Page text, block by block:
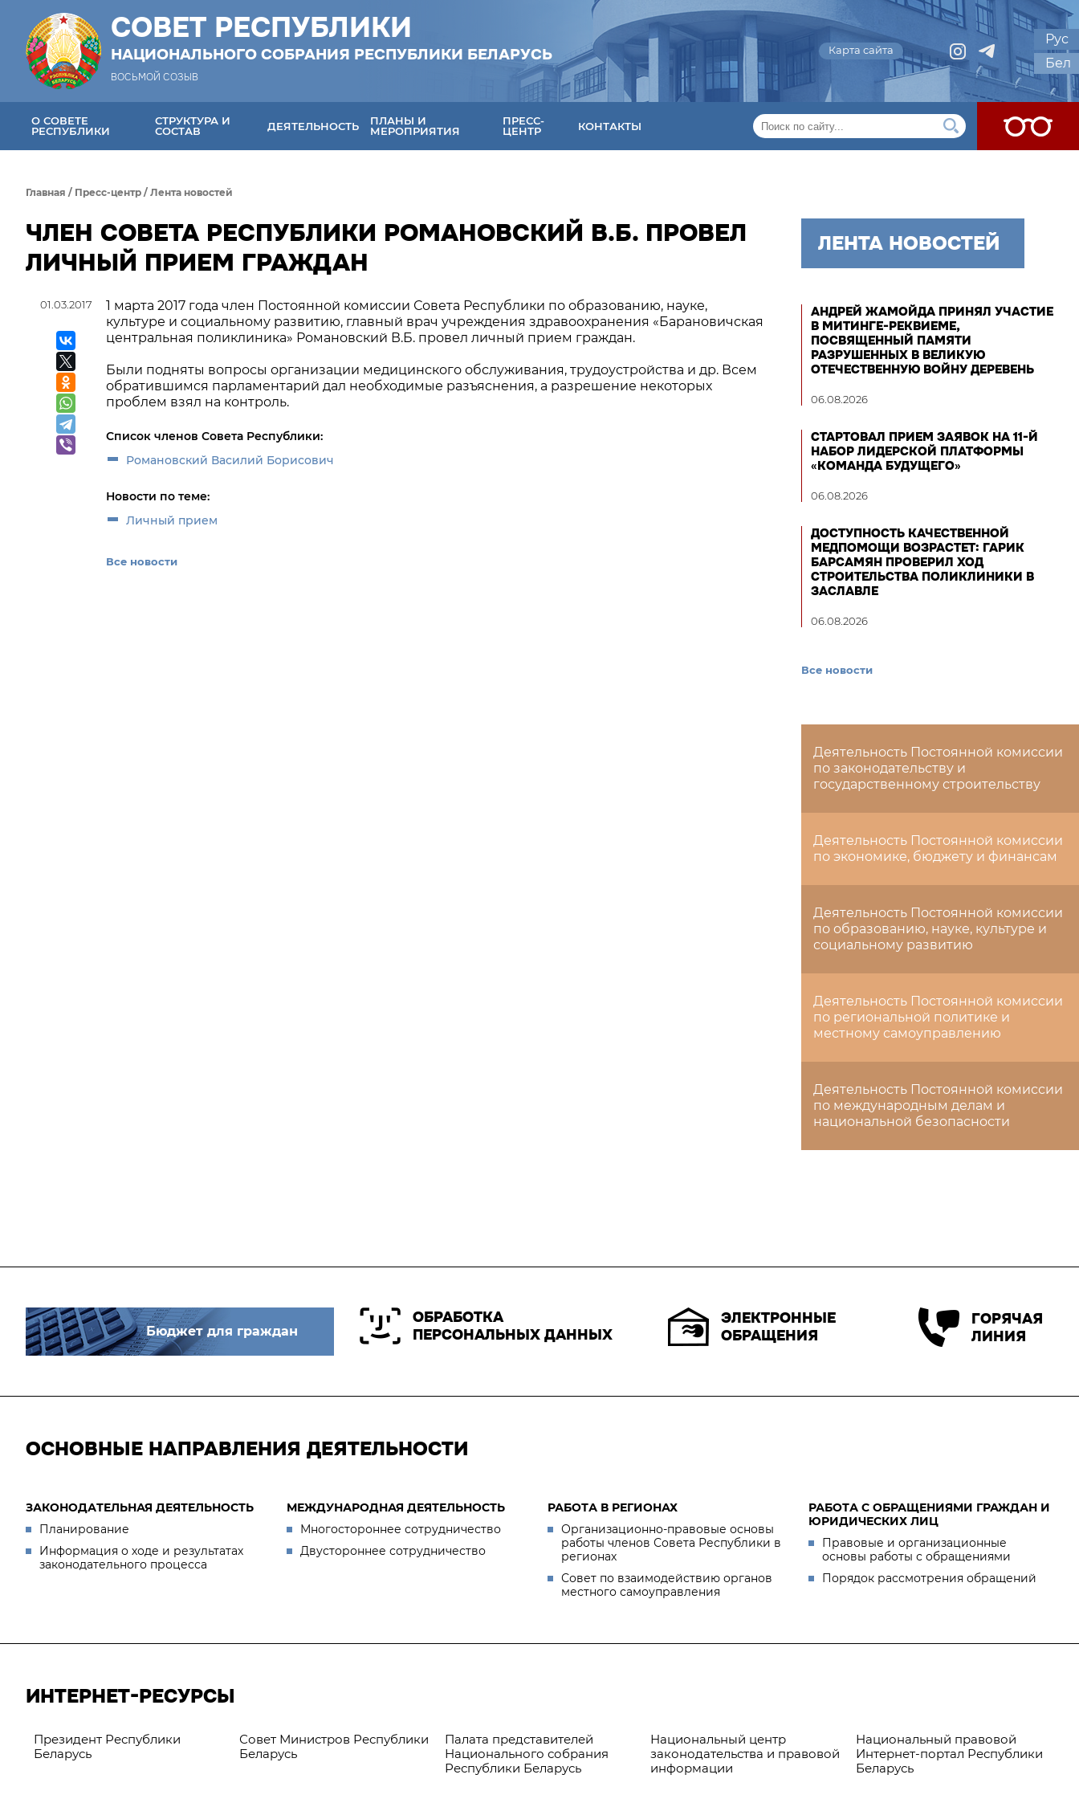
СОВЕТ РЕСПУБЛИКИ
НАЦИОНАЛЬНОГО СОБРАНИЯ РЕСПУБЛИКИ БЕЛАРУСЬ
ВОСЬМОЙ СОЗЫВ
Карта сайта
Рус
Бел
О СОВЕТЕ
РЕСПУБЛИКИ
СТРУКТУРА И
СОСТАВ
ДЕЯТЕЛЬНОСТЬ
ПЛАНЫ И
МЕРОПРИЯТИЯ
ПРЕСС-
ЦЕНТР
КОНТАКТЫ
Главная / Пресс-центр / Лента новостей
ЧЛЕН СОВЕТА РЕСПУБЛИКИ РОМАНОВСКИЙ В.Б. ПРОВЕЛ
ЛИЧНЫЙ ПРИЕМ ГРАЖДАН
01.03.2017
1 марта 2017 года член Постоянной комиссии Совета Республики по образованию, науке,
культуре и социальному развитию, главный врач учреждения здравоохранения «Барановичская
центральная поликлиника» Романовский В.Б. провел личный прием граждан.
Были подняты вопросы организации медицинского обслуживания, трудоустройства и др. Всем
обратившимся парламентарий дал необходимые разъяснения, а разрешение некоторых
проблем взял на контроль.
Список членов Совета Республики:
Романовский Василий Борисович
Новости по теме:
Личный прием
Все новости
ЛЕНТА НОВОСТЕЙ
АНДРЕЙ ЖАМОЙДА ПРИНЯЛ УЧАСТИЕ
В МИТИНГЕ-РЕКВИЕМЕ,
ПОСВЯЩЕННЫЙ ПАМЯТИ
РАЗРУШЕННЫХ В ВЕЛИКУЮ
ОТЕЧЕСТВЕННУЮ ВОЙНУ ДЕРЕВЕНЬ
06.08.2026
СТАРТОВАЛ ПРИЕМ ЗАЯВОК НА 11-Й
НАБОР ЛИДЕРСКОЙ ПЛАТФОРМЫ
«КОМАНДА БУДУЩЕГО»
06.08.2026
ДОСТУПНОСТЬ КАЧЕСТВЕННОЙ
МЕДПОМОЩИ ВОЗРАСТЕТ: ГАРИК
БАРСАМЯН ПРОВЕРИЛ ХОД
СТРОИТЕЛЬСТВА ПОЛИКЛИНИКИ В
ЗАСЛАВЛЕ
06.08.2026
Все новости
Деятельность Постоянной комиссии
по законодательству и
государственному строительству
Деятельность Постоянной комиссии
по экономике, бюджету и финансам
Деятельность Постоянной комиссии
по образованию, науке, культуре и
социальному развитию
Деятельность Постоянной комиссии
по региональной политике и
местному самоуправлению
Деятельность Постоянной комиссии
по международным делам и
национальной безопасности
Бюджет для граждан
ОБРАБОТКА
ПЕРСОНАЛЬНЫХ ДАННЫХ
ЭЛЕКТРОННЫЕ
ОБРАЩЕНИЯ
ГОРЯЧАЯ
ЛИНИЯ
ОСНОВНЫЕ НАПРАВЛЕНИЯ ДЕЯТЕЛЬНОСТИ
ЗАКОНОДАТЕЛЬНАЯ ДЕЯТЕЛЬНОСТЬ
Планирование
Информация о ходе и результатах
законодательного процесса
МЕЖДУНАРОДНАЯ ДЕЯТЕЛЬНОСТЬ
Многостороннее сотрудничество
Двустороннее сотрудничество
РАБОТА В РЕГИОНАХ
Организационно-правовые основы
работы членов Совета Республики в
регионах
Совет по взаимодействию органов
местного самоуправления
РАБОТА С ОБРАЩЕНИЯМИ ГРАЖДАН И
ЮРИДИЧЕСКИХ ЛИЦ
Правовые и организационные
основы работы с обращениями
Порядок рассмотрения обращений
ИНТЕРНЕТ-РЕСУРСЫ
Президент Республики
Беларусь
Совет Министров Республики
Беларусь
Палата представителей
Национального собрания
Республики Беларусь
Национальный центр
законодательства и правовой
информации
Национальный правовой
Интернет-портал Республики
Беларусь